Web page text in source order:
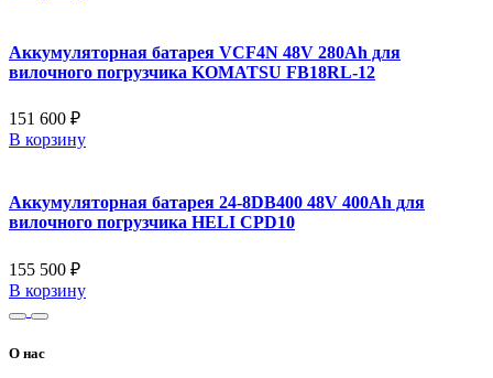
Аккумуляторная батарея VCF4N 48V 280Ah для
вилочного погрузчика KOMATSU FB18RL-12
151 600 ₽
В корзину
Аккумуляторная батарея 24-8DB400 48V 400Ah для
вилочного погрузчика HELI CPD10
155 500 ₽
В корзину
О нас